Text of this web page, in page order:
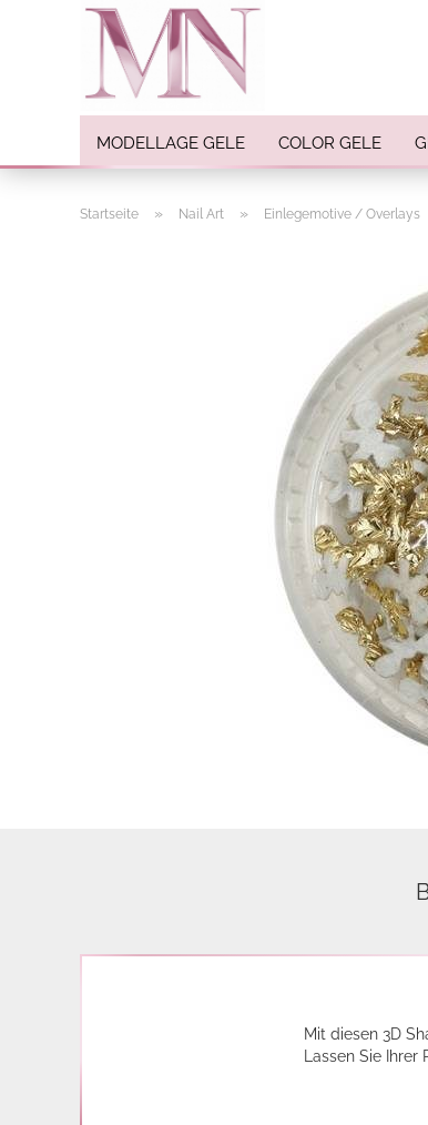
MODELLAGE GELE COLOR GELE
Nail Sticker
Nail Art Folien
Nail Stamping
Glitter
INK Colors
Nail Art Sets
Airbrush
3D Nail Formen
Feine Acrylfarbe / Aquarell
Nail Piercing
Startseite » Nail Art » Einlegemotive / Overlays
Mit diesen 3D
Lassen Sie